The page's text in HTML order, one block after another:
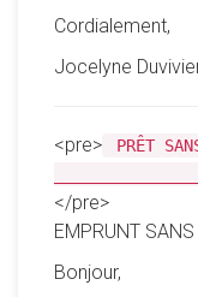
Cordialement,
Jocelyne
<pre>
PRÊT
</pre>
EMPRUNT
Bonjour,